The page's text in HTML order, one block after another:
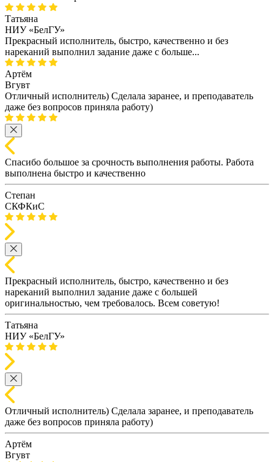
Татьяна
НИУ «БелГУ»
Прекрасный исполнитель, быстро, качественно и без
нареканий выполнил задание даже с больше...
Артём
Вгувт
Отличный исполнитель) Сделала заранее, и преподаватель
даже без вопросов приняла работу)
Спасибо большое за срочность выполнения работы. Работа
выполнена быстро и качественно
Степан
СКФКиС
Прекрасный исполнитель, быстро, качественно и без
нареканий выполнил задание даже с большей
оригинальностью, чем требовалось. Всем советую!
Татьяна
НИУ «БелГУ»
Отличный исполнитель) Сделала заранее, и преподаватель
даже без вопросов приняла работу)
Артём
Вгувт